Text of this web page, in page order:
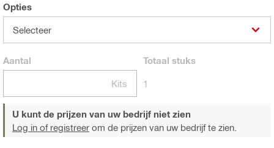
Opties
Selecteer
Aantal
Kits
Totaal stuks
1
U kunt de prijzen van uw bedrijf niet zien
Log in of registreer om de prijzen van uw bedrijf te zien.